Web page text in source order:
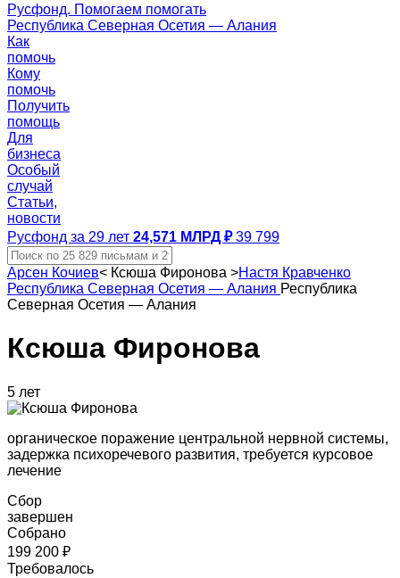
Русфонд. Помогаем помогать
Республика Северная Осетия — Алания
Как
помочь
Кому
помочь
Получить
помощь
Для
бизнеса
Особый
случай
Статьи,
новости
Русфонд за 29 лет 24,571 МЛРД ₽ 39 799
Арсен Кочиев< Ксюша Фиронова >Настя Кравченко
Республика Северная Осетия — Алания Республика
Северная Осетия — Алания
Ксюша Фиронова
5 лет
органическое поражение центральной нервной системы,
задержка психоречевого развития, требуется курсовое
лечение
Сбор
завершен
Собрано
199 200 ₽
Требовалось